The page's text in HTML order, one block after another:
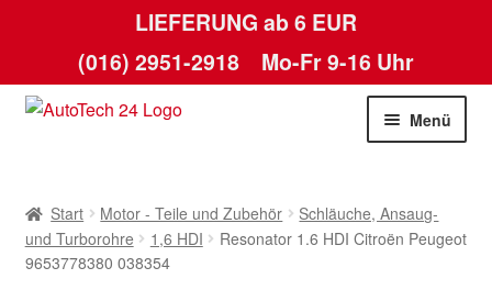
LIEFERUNG ab 6 EUR
(016) 2951-2918 Mo-Fr 9-16 Uhr
Zur
Zum
Menü
AGB
Start Motor - Teile und Zubehör
Schläuche, Ansaug-
und Turborohre
1,6 HDI
Resonator 1.6 HDI Citroën Peugeot
9653778380 038354